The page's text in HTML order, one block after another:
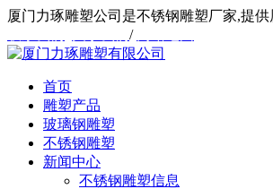
厦门力琢雕塑公司是不锈钢雕塑厂家,提
/
首页
雕塑产品
玻璃钢雕塑
不锈钢雕塑
新闻中心
不锈钢雕塑信息